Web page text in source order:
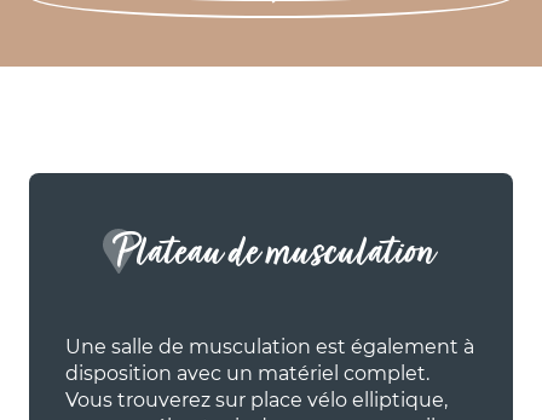
Plateau de musculation
Une salle de musculation est également à
disposition avec un matériel complet.
Vous trouverez sur place vélo elliptique,